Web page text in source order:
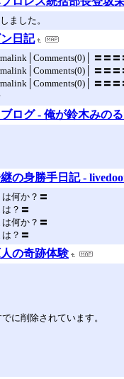
ました。
ン日記
〓〓
〓〓
〓〓
ログ - 俺が鈴木みの
の身勝手日記 -
何か？〓
？〓
何か？〓
？〓
の奇跡体験
に削除されています。